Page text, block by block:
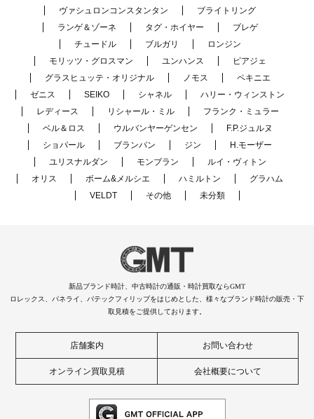
ヴァシュロンコンスタンタン
ブライトリング
ランゲ＆ゾーネ
タグ・ホイヤー
ブレゲ
チュードル
ブルガリ
ロンジン
モリッツ・グロスマン
ユンハンス
ピアジェ
グラスヒュッテ・オリジナル
ノモス
ペキニエ
ゼニス
SEIKO シャネル
ハリー・ウィンストン
レディース
リシャール・ミル
フランク・ミュラー
ベル＆ロス
ウルバンヤーゲンセン
F.P.ジュルヌ
ショパール
ブランパン ジン
H.モーザー
ユリスナルダン
モンブラン
ルイ・ヴィトン
オリス
ボーム&メルシエ ハミルトン
グラハム
VELDT
その他 未分類
新品ブランド時計、中古時計の通販・時計買取ならGMT
ロレックス、パネライ、パテックフィリップをはじめとした、様々なブランド時計の販売・下
取見積をご提供しております。
店舗案内 お問い合わせ
オンライン買取見積 会社概要について